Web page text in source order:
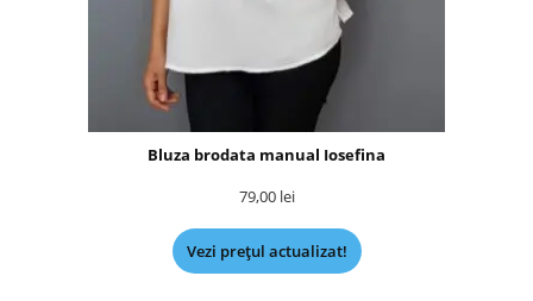
Bluza brodata manual Iosefina
79,00 lei
Vezi prețul actualizat!